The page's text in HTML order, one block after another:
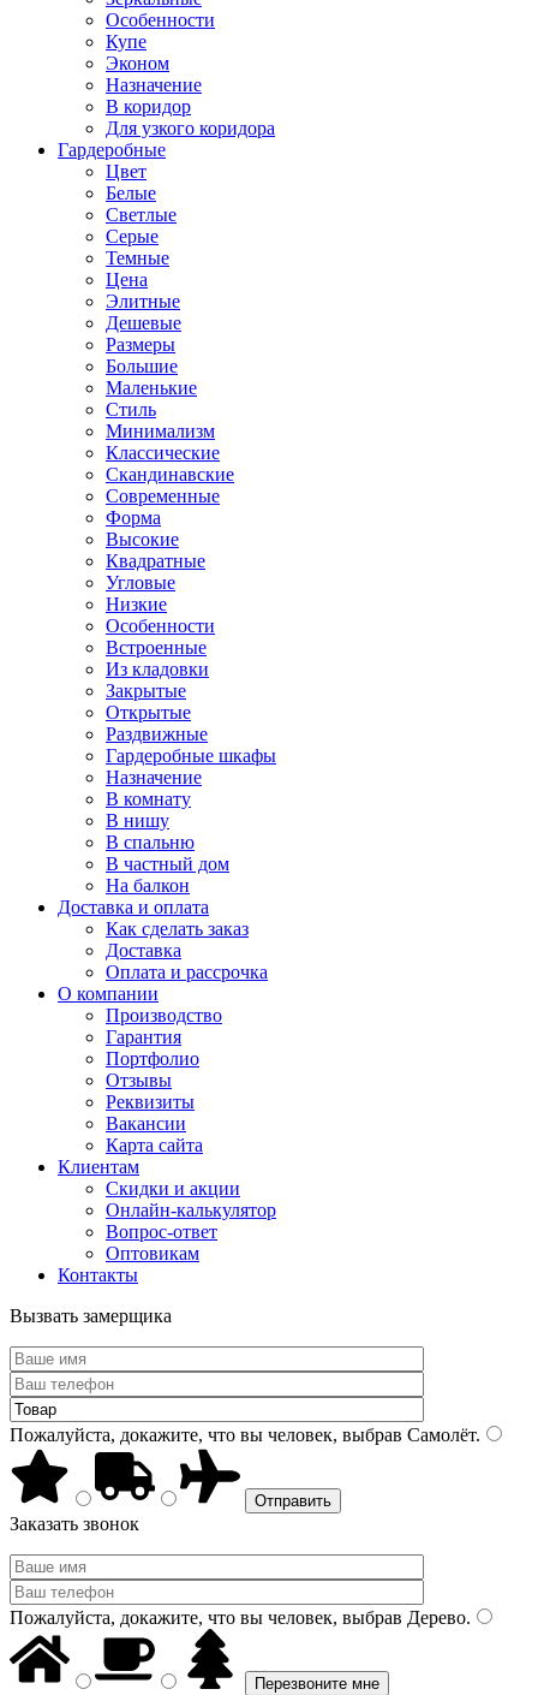
Особенности
Купе
Эконом
Назначение
В коридор
Для узкого коридора
Гардеробные
Цвет
Белые
Светлые
Серые
Темные
Цена
Элитные
Дешевые
Размеры
Большие
Маленькие
Стиль
Минимализм
Классические
Скандинавские
Современные
Форма
Высокие
Квадратные
Угловые
Низкие
Особенности
Встроенные
Из кладовки
Закрытые
Открытые
Раздвижные
Гардеробные шкафы
Назначение
В комнату
В нишу
В спальню
В частный дом
На балкон
Доставка и оплата
Как сделать заказ
Доставка
Оплата и рассрочка
О компании
Производство
Гарантия
Портфолио
Отзывы
Реквизиты
Вакансии
Карта сайта
Клиентам
Скидки и акции
Онлайн-калькулятор
Вопрос-ответ
Оптовикам
Контакты
Вызвать замерщика
Пожалуйста, докажите, что вы человек, выбрав Самолёт.
Заказать звонок
Пожалуйста, докажите, что вы человек, выбрав Дерево.